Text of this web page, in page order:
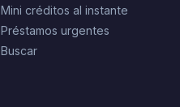
Mini créditos al instante
Préstamos urgentes
Buscar